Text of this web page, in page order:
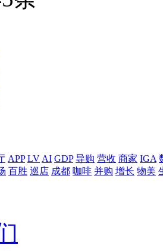
APP LV AI GDP 导购 营收 商家 IGA
百胜 巡店 成都 咖啡 并购 增长 物美